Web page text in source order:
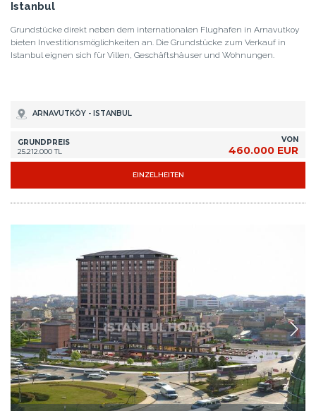
Istanbul
Grundstücke direkt neben dem internationalen Flughafen in Arnavutkoy
bieten Investitionsmöglichkeiten an. Die Grundstücke zum Verkauf in
Istanbul eignen sich für Villen, Geschäftshäuser und Wohnungen.
ARNAVUTKÖY - ISTANBUL
GRUNDPREIS
25.212.000 TL
VON
460.000 EUR
EINZELHEITEN